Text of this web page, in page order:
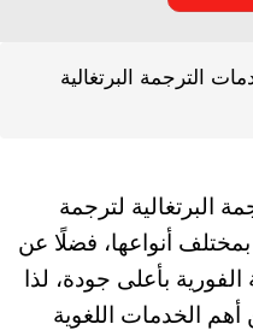
الترجمة البرتغالية
البرتغالية لترجمة
أنواعها، فضلًا عن
بأعلى جودة، لذا
الخدمات اللغوية